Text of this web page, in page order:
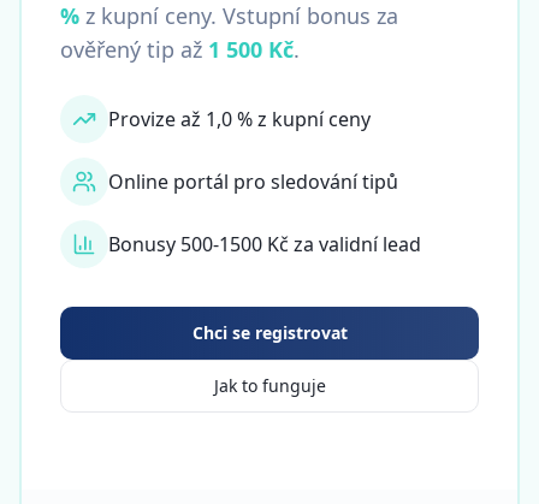
% z kupní ceny. Vstupní bonus za
ověřený tip až 1 500 Kč.
Provize až 1,0 % z kupní ceny
Online portál pro sledování tipů
Bonusy 500-1500 Kč za validní lead
Chci se registrovat
Jak to funguje